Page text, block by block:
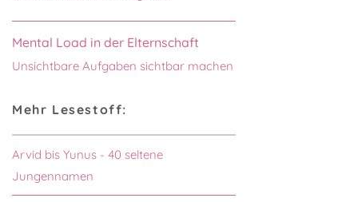
Mental Load in der Elternschaft
Unsichtbare Aufgaben sichtbar machen
Mehr Lesestoff:
Arvid bis Yunus - 40 seltene
Jungennamen